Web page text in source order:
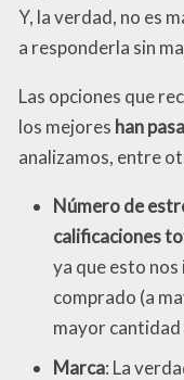
Y, la verdad, no es
a responderla sin
Las opciones que
los mejores han
analizamos, entre
Número de
calificaciones
ya que esto
comprado (a
mayor cantidad
Marca: La